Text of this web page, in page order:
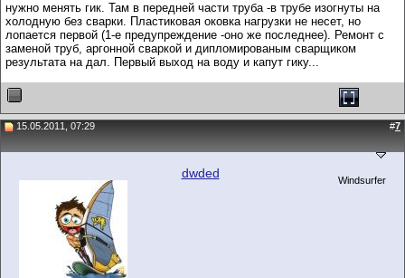
нужно менять гик. Там в передней части труба -в трубе изогнуты на
холодную без сварки. Пластиковая оковка нагрузки не несет, но
лопается первой (1-е предупреждение -оно же последнее). Ремонт с
заменой труб, аргонной сваркой и дипломированым сварщиком
результата на дал. Первый выход на воду и капут гику...
15.05.2011, 07:29 #7
dwded Windsurfer